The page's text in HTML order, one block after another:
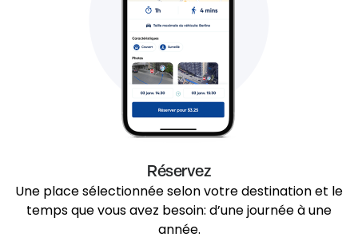
Réservez
Une place sélectionnée selon votre destination et le
temps que vous avez besoin: d’une journée à une
année.